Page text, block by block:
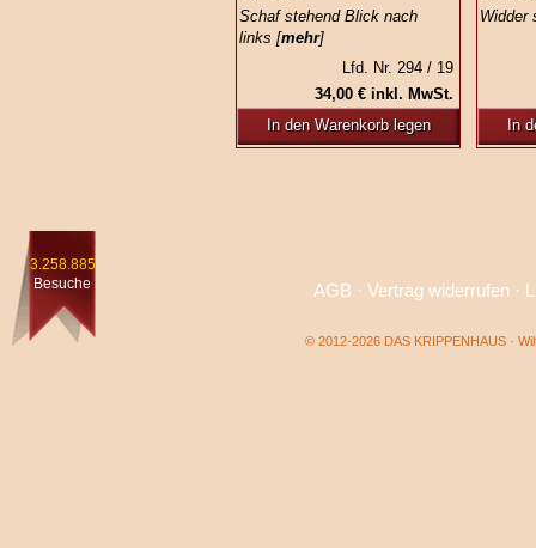
Schaf stehend Blick nach
links [mehr]
Lfd. Nr. 294 / 19
34,00 € inkl. MwSt.
In den Warenkorb legen
Widder
In
3.258.885
Besuche
AGB · Vertrag widerrufen·
© 2012-2026 DAS KRIPPENHAUS ·